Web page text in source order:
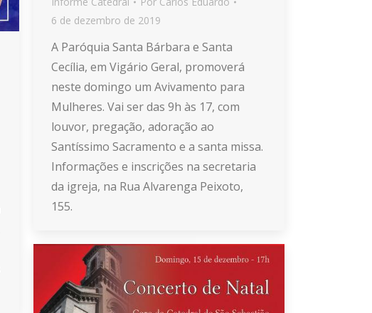
6 de dezembro de 2019
A Paróquia Santa Bárbara e Santa
Cecília, em Vigário Geral, promoverá
neste domingo um Avivamento para
Mulheres. Vai ser das 9h às 17, com
louvor, pregação, adoração ao
Santíssimo Sacramento e a santa missa.
Informações e inscrições na secretaria
da igreja, na Rua Alvarenga Peixoto,
155.